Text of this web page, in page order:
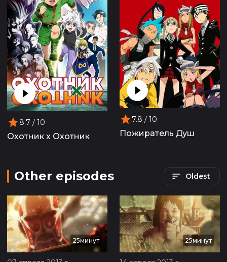
8.7 / 10
Охотник х Охотник
7.8 / 10
Пожиратель Душ
Other episodes Oldest
25минут 25минут